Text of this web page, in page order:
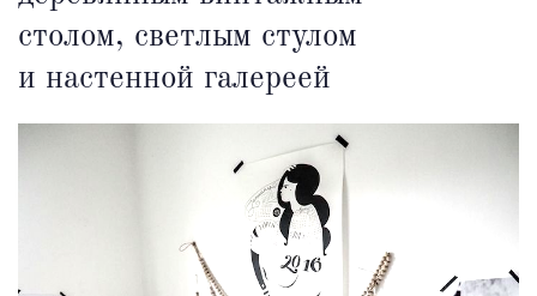
столом, светлым стулом
и настенной галереей